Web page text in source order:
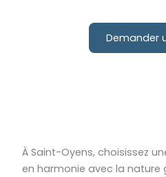
Demander
À Saint-Oyens, choisissez
en harmonie avec la nature